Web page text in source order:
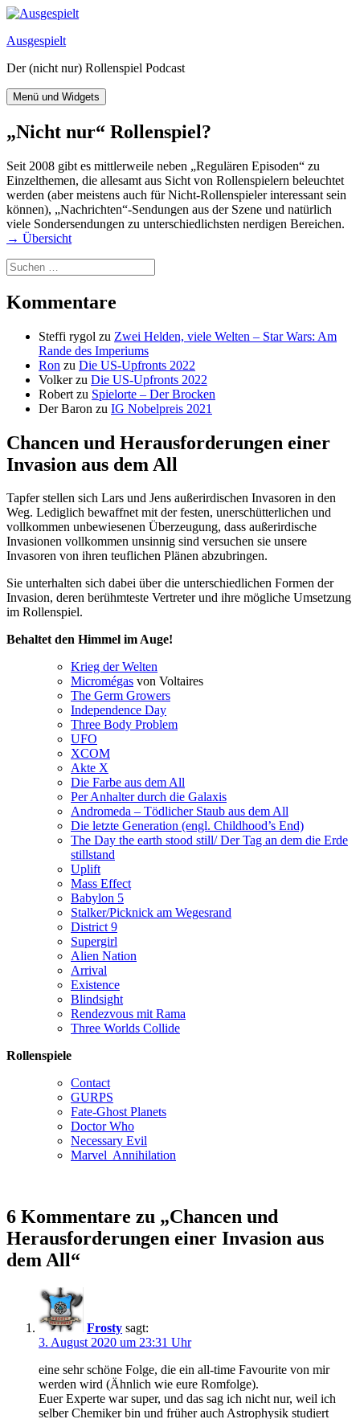
Zum
springen
Ausgespielt
Der (nicht nur) Rollenspiel Podcast
Menü und Widgets
„Nicht nur“ Rollenspiel?
Seit 2008 gibt es mittlerweile neben „Regulären Episoden“ zu
Einzelthemen, die allesamt aus Sicht von Rollenspielern beleuchtet
werden (aber meistens auch für Nicht-Rollenspieler interessant sein
können), „Nachrichten“-Sendungen aus der Szene und natürlich
viele Sondersendungen zu unterschiedlichsten nerdigen Bereichen.
→ Übersicht
Suchen
nach:
Kommentare
Steffi rygol zu Zwei Helden, viele Welten – Star Wars: Am
Rande des Imperiums
Ron zu Die US-Upfronts 2022
Volkerzu Die US-Upfronts 2022
Robert zu Spielorte – Der Brocken
Der Baron zu IG Nobelpreis 2021
Chancen und Herausforderungen einer
Invasion aus dem All
Tapfer stellen sich Lars und Jens außerirdischen Invasoren in den
Weg. Lediglich bewaffnet mit der festen, unerschütterlichen und
vollkommen unbewiesenen Überzeugung, dass außerirdische
Invasionen vollkommen unsinnig sind versuchen sie unsere
Invasoren von ihren teuflichen Plänen abzubringen.
Sie unterhalten sich dabei über die unterschiedlichen Formen der
Invasion, deren berühmteste Vertreter und ihre mögliche Umsetzung
im Rollenspiel.
Behaltet den Himmel im Auge!
Krieg der Welten
Micromégas von Voltaires
The Germ Growers
Independence Day
Three Body Problem
UFO
XCOM
Akte X
Die Farbe aus dem All
Per Anhalter durch die Galaxis
Andromeda – Tödlicher Staub aus dem All
Die letzte Generation (engl. Childhood’s End)
The Day the earth stood still/ Der Tag an dem die Erde
stillstand
Uplift
Mass Effect
Babylon 5
Stalker/Picknick am Wegesrand
District 9
Supergirl
Alien Nation
Arrival
Existence
Blindsight
Rendezvous mit Rama
Three Worlds Collide
Rollenspiele
Contact
GURPS
Fate-Ghost Planets
Doctor Who
Necessary Evil
Marvel Annihilation
6 Kommentare zu „Chancen und
Herausforderungen einer Invasion aus
dem All“
Frosty sagt:
3. August 2020 um 23:31 Uhr
eine sehr schöne Folge, die ein all-time Favourite von mir
werden wird (Ähnlich wie eure Romfolge).
Euer Experte war super, und das sag ich nicht nur, weil ich
selber Chemiker bin und früher auch Astrophysik studiert